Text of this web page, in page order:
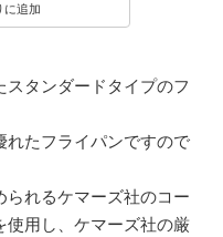
に追加
タンダードタイプのフ
れたフライパンですので
られるケマーズ社のコー
使用し、ケマーズ社の厳